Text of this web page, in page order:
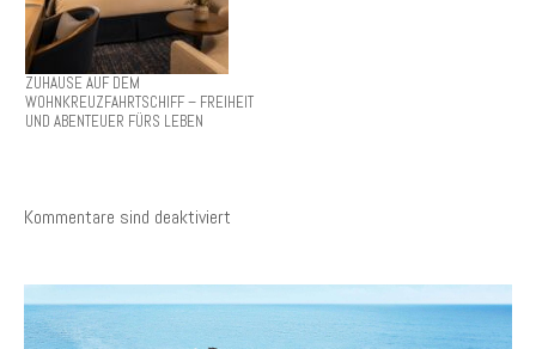
ZUHAUSE AUF DEM
WOHNKREUZFAHRTSCHIFF – FREIHEIT
UND ABENTEUER FÜRS LEBEN
Kommentare sind deaktiviert